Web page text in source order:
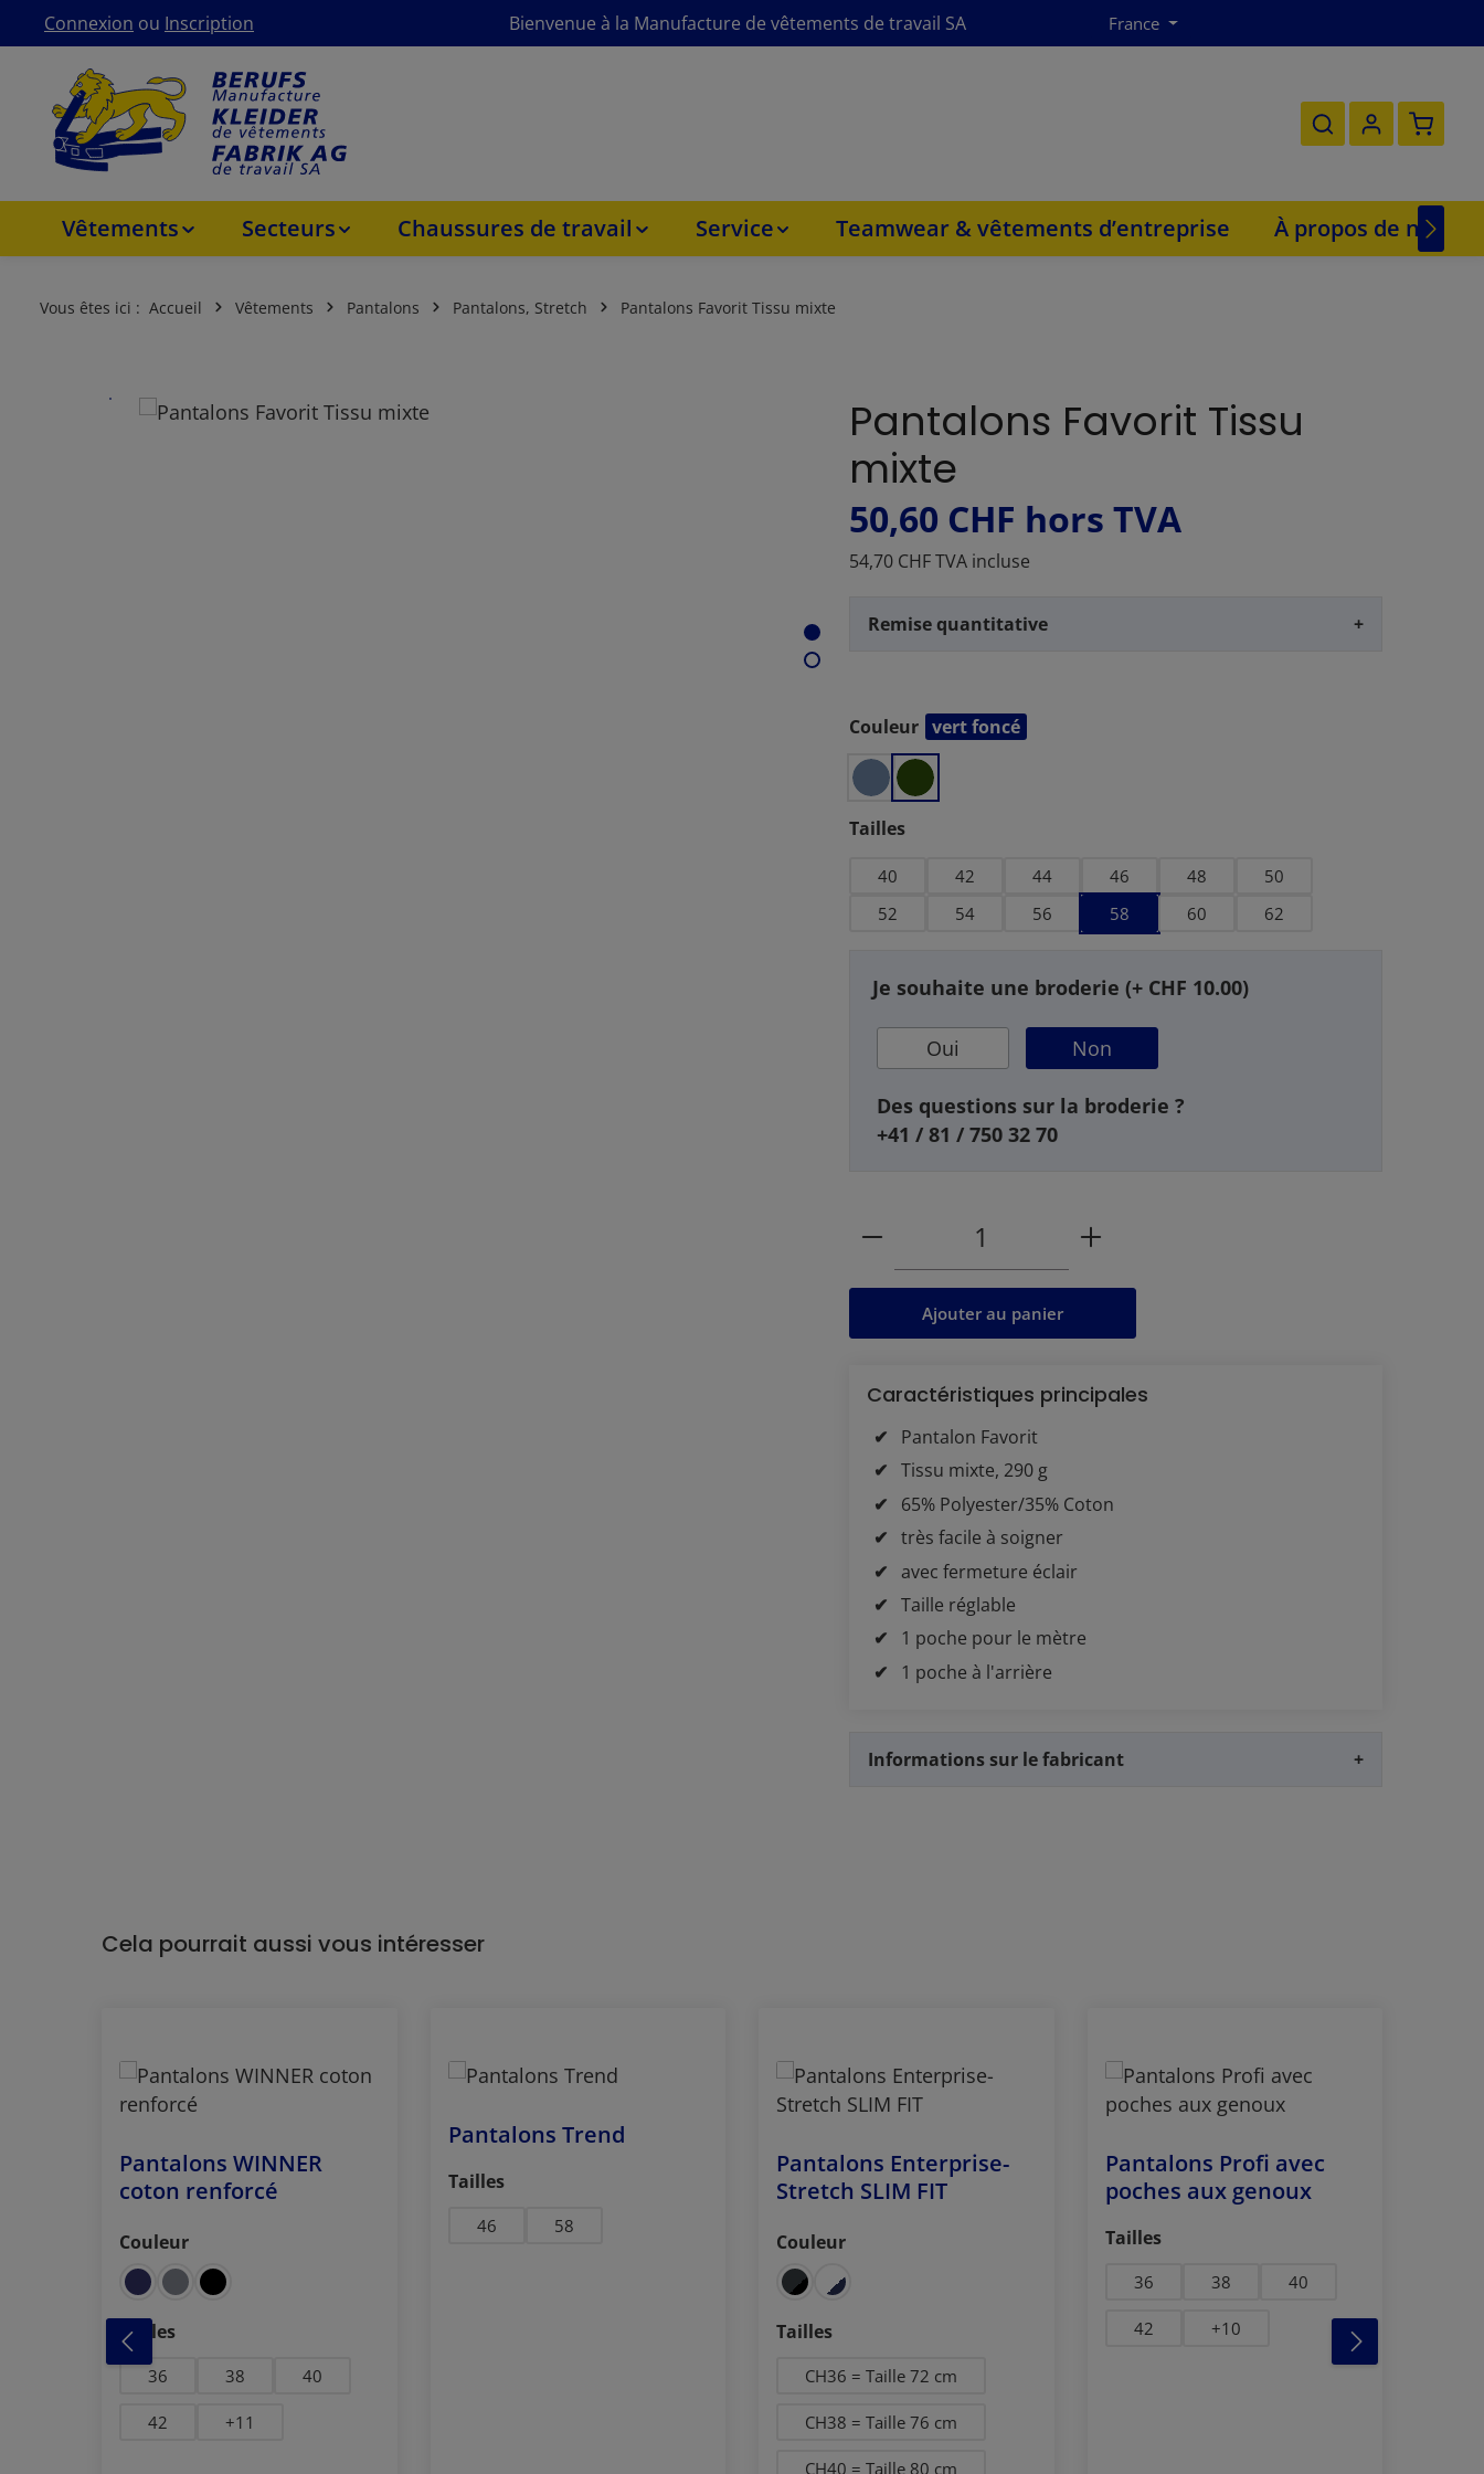
au contenu principal
Passer à la navigation principale
Connexion ou Inscription Bienvenue à la Manufacture de vêtements de travail SA France
Le
Vêtements Secteurs Chaussures de travail Service Teamwear & vêtements d’entreprise À propos de nous
Vous êtes ici : Accueil Vêtements Pantalons Pantalons, Stretch Pantalons Favorit Tissu mixte
Ignorer la galerie d'images
Pantalons Favorit Tissu
mixte
50,60 CHF hors TVA
54,70 CHF TVA incluse
Remise quantitative +
Sélectionnez
Couleur vert foncé
Sélectionnez
Tailles
40 42 44 46 48
50
52
54 56 58 60 62
Je souhaite une broderie (+ CHF 10.00)
Oui Non
Des questions sur la broderie ?
+41 / 81 / 750 32 70
Quantité de produit : Entrez la quantité
Ajouter au panier
Caractéristiques principales
Pantalon Favorit
Tissu mixte, 290 g
65% Polyester/35% Coton
très facile à soigner
avec fermeture éclair
Taille réglable
1 poche pour le mètre
1 poche à l'arrière
Informations sur le fabricant +
Cela pourrait aussi vous intéresser
Pantalons WINNER
coton renforcé
Sélectionnez
Couleur
Sélectionnez
Tailles
36 38 40
42 +11
Pantalons Trend
Sélectionnez
Tailles
46 58
Pantalons Enterprise-
Stretch SLIM FIT
Sélectionnez
Couleur
Sélectionnez
Tailles
CH36 = Taille 72 cm
CH38 = Taille 76 cm
CH40 = Taille 80 cm
Pantalons Profi avec
poches aux genoux
Sélectionnez
Tailles
36 38 40
42 +10